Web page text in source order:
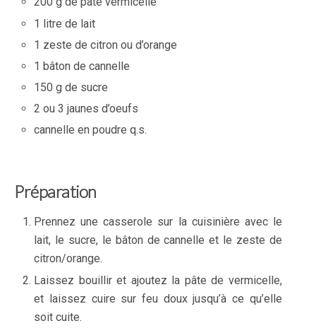
1 litre de lait
1 zeste de citron ou d’orange
1 bâton de cannelle
150 g de sucre
2 ou 3 jaunes d’oeufs
cannelle en poudre q.s.
Préparation
Prennez une casserole sur la cuisinière avec le
lait, le sucre, le bâton de cannelle et le zeste de
citron/orange.
Laissez bouillir et ajoutez la pâte de vermicelle,
et laissez cuire sur feu doux jusqu’à ce qu’elle
soit cuite.